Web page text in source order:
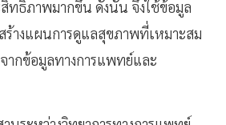
ทธิภาพมากขึ้น ดังนั้น จึงใช้ข้อมูล
างแผนการดูแลสุขภาพที่เหมาะสม
ากข้อมูลทางการแพทย์และ